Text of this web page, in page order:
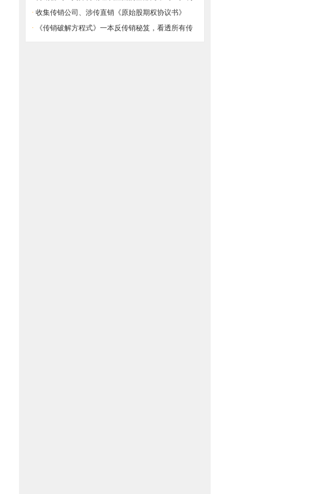
用人性
· 收集传销公司、涉传直销《原始股期权协议书》
《原始股
·
《传销破解方程式》一本反传销秘笈，看透所有传